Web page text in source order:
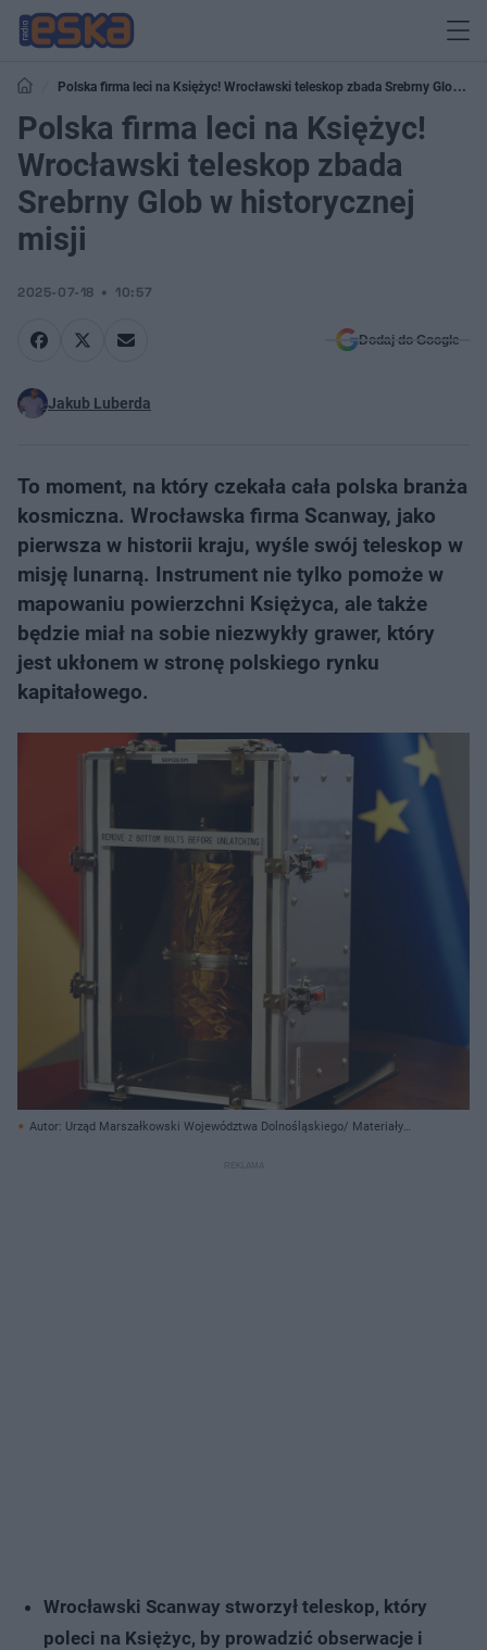
Polska firma leci na Księżyc! Wrocławski teleskop zbada Srebrny Glob w
historycznej misji
Polska firma leci na Księżyc!
Wrocławski teleskop zbada
Srebrny Glob w historycznej
misji
2025-07-18 10:57
Dodaj do Google
Jakub Luberda
To moment, na który czekała cała polska branża
kosmiczna. Wrocławska firma Scanway, jako
pierwsza w historii kraju, wyśle swój teleskop w
misję lunarną. Instrument nie tylko pomoże w
mapowaniu powierzchni Księżyca, ale także
będzie miał na sobie niezwykły grawer, który
jest ukłonem w stronę polskiego rynku
kapitałowego.
Autor: Urząd Marszałkowski Województwa Dolnośląskiego/ Materiały
Wrocławski Scanway stworzył teleskop, który
poleci na Księżyc, by prowadzić obserwacje i